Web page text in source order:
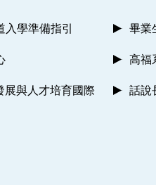
入學準備指引 畢業
高福
展與人才培育國際
話說